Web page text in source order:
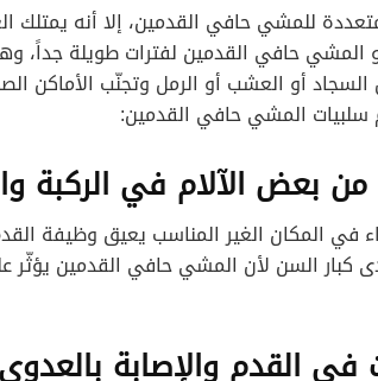
للمشي حافي القدمين، إلا أنه
حافي القدمين لفترات طويلة جداً،
أو العشب أو الرمل وتجنّب الأماكن
سلبيات المشي حافي القدمين:
في المكان الغير المناسب يعيق وظيفة
كبار السن لأن المشي حافي القدمين